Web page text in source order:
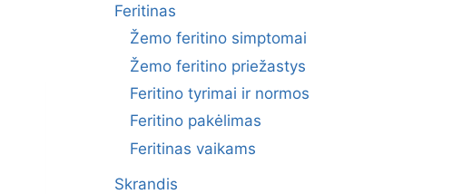
Feritinas
Žemo feritino simptomai
Žemo feritino priežastys
Feritino tyrimai ir normos
Feritino pakėlimas
Feritinas vaikams
Skrandis